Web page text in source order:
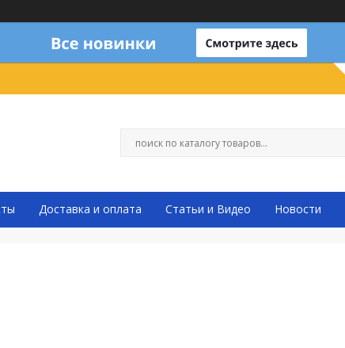
Доставка и оплата Статьи и Видео Новости